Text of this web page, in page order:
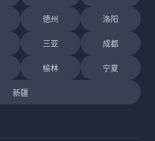
德州 洛阳
三亚 成都
榆林 宁夏
新疆